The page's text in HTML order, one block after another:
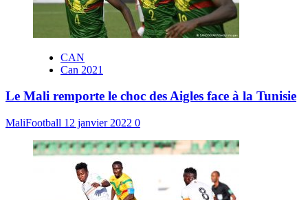
CAN
Can 2021
Le Mali remporte le choc des Aigles face à la Tunisie
MaliFootball 12 janvier 2022 0